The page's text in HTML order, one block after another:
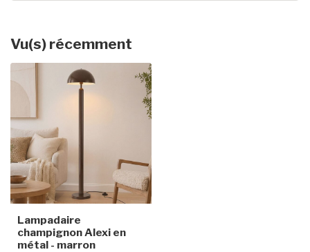
Vu(s) récemment
Lampadaire
champignon Alexi en
métal - marron